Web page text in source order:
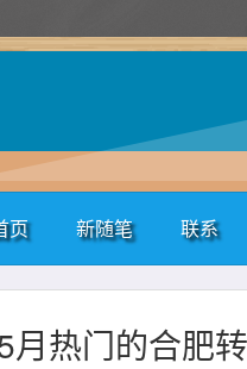
页 新随笔 联系
月热门的合肥